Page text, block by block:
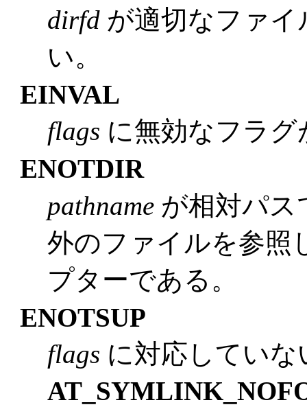
dirfd が適切なファ
い。
EINVAL
flags に無効なフラ
ENOTDIR
pathname が相対パ
外のファイルを参照
プターである。
ENOTSUP
flags に対応していな